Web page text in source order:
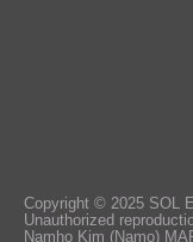
Copyright © 2025 SOL
Unauthorized
Namho Kim (Namo)